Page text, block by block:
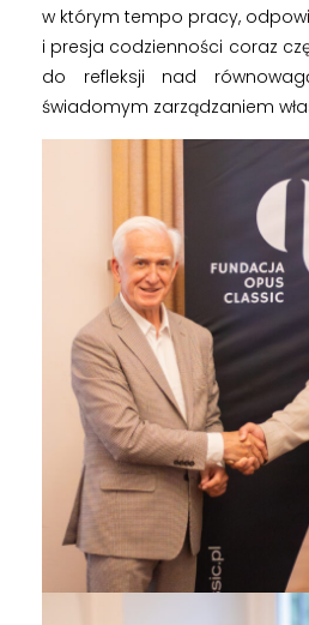
w którym tempo pracy,
i presja codzienności coraz
do refleksji nad
świadomym zarządzaniem